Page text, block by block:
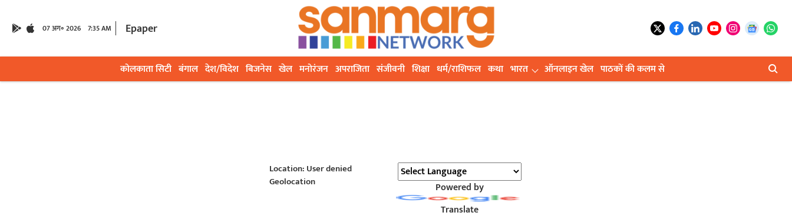
07 अग॰ 2026 7:35 AM Epaper
कोलकाता सिटी बंगाल देश/विदेश बिजनेस खेल मनोरंजन अपराजिता संजीवनी शिक्षा धर्म/राशिफल कथा भारत ऑनलाइन खेल पाठकों की कलम से
Location: User denied
Geolocation
Powered by
Translate